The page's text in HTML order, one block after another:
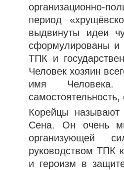
организационно-
период
выдвинуты идеи
сформулированы и
ТПК и
Человек хозяин
имя Человека.
Корейцы
Сена. Он очень
организующей
руководством ТПК
и героизм в